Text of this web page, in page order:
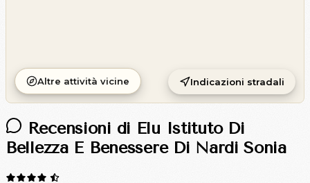
Altre attività vicine Indicazioni stradali
Recensioni di Elu Istituto Di
Bellezza E Benessere Di Nardi Sonia